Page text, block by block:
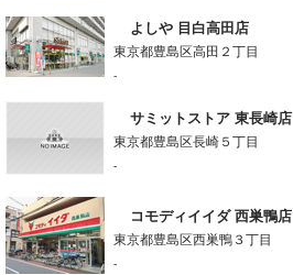
よしや 目白高田店
東京都豊島区高田２丁目
-
サミットストア 東長崎店
東京都豊島区長崎５丁目
-
コモディイイダ 西巣鴨店
東京都豊島区西巣鴨３丁目
-